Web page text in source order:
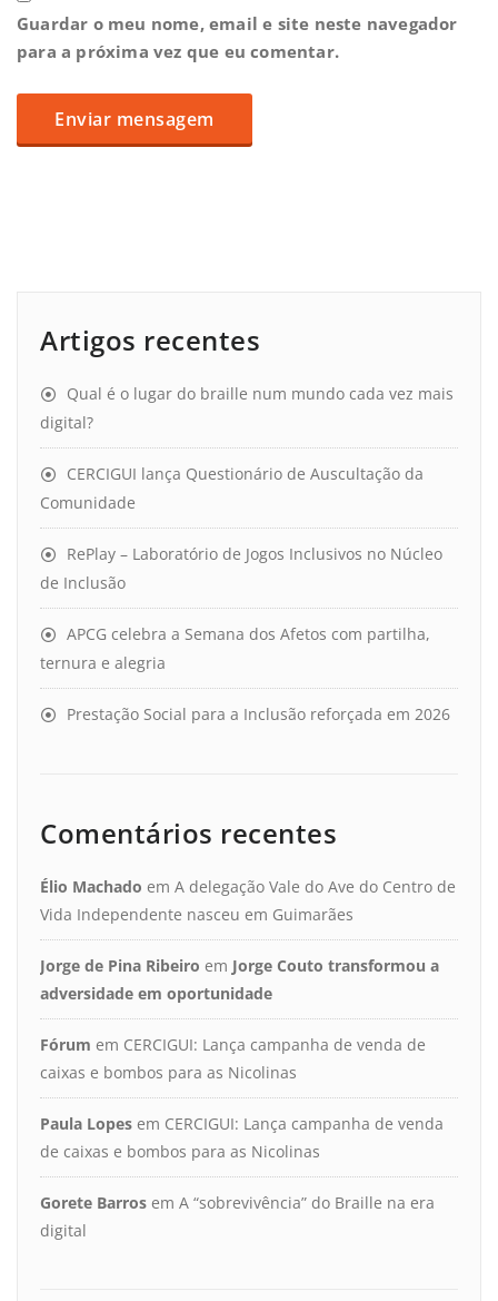
Guardar o meu nome, email e site neste navegador
para a próxima vez que eu comentar.
Artigos recentes
Qual é o lugar do braille num mundo cada vez mais
digital?
CERCIGUI lança Questionário de Auscultação da
Comunidade
RePlay – Laboratório de Jogos Inclusivos no Núcleo
de Inclusão
APCG celebra a Semana dos Afetos com partilha,
ternura e alegria
Prestação Social para a Inclusão reforçada em 2026
Comentários recentes
Élio Machado em A delegação Vale do Ave do Centro de
Vida Independente nasceu em Guimarães
Jorge de Pina Ribeiro em Jorge Couto transformou a
adversidade em oportunidade
Fórum em CERCIGUI: Lança campanha de venda de
caixas e bombos para as Nicolinas
Paula Lopes em CERCIGUI: Lança campanha de venda
de caixas e bombos para as Nicolinas
Gorete Barros em A “sobrevivência” do Braille na era
digital